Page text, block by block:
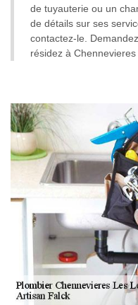
de tuyauterie ou un
de détails sur ses
contactez-le.
résidez à